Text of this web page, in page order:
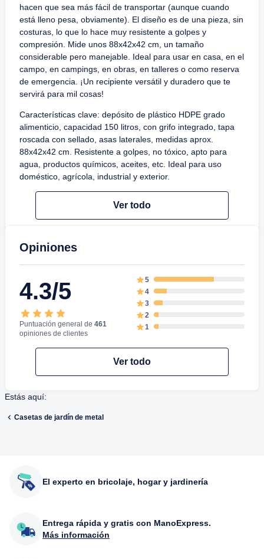
hacen que sea más fácil de transportar (aunque cuando
está lleno pesa, obviamente). El diseño es de una pieza, sin
costuras, lo que lo hace muy resistente a golpes y
compresión. Mide unos 88x42x42 cm, un tamaño
considerable pero manejable. Ideal para usar en casa, en el
campo, en campings, en obras, en talleres o como reserva
de emergencia. ¡Un recipiente versátil y duradero que te
servirá para mil cosas!
Características clave: depósito de plástico HDPE grado
alimenticio, capacidad 150 litros, con grifo integrado, tapa
roscada con sellado, asas laterales, medidas aprox.
88x42x42 cm. Resistente a golpes, no tóxico, apto para
agua, productos químicos, aceites, etc. Ideal para uso
doméstico, agrícola, industrial y exterior.
Ver todo
Opiniones
4.3/5
Puntuación general de 461
opiniones de clientes
5
4
3
2
1
Ver todo
Estás aquí:
Casetas de jardín de metal
El experto en bricolaje, hogar y jardinería
Entrega rápida y gratis con ManoExpress.
Más información